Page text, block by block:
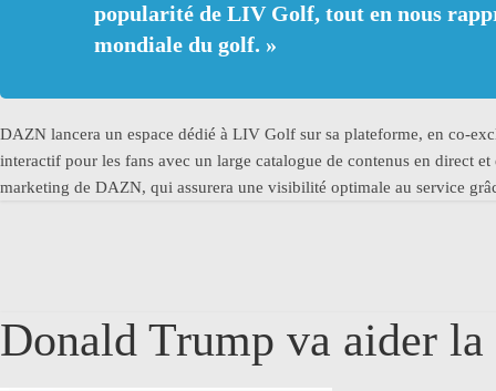
popularité de LIV Golf, tout en nous
mondiale du golf. »
DAZN lancera un espace dédié à LIV Golf sur sa plateforme, en co-
interactif pour les fans avec un large catalogue de contenus en direct
marketing de DAZN, qui assurera une visibilité optimale au service
Donald Trump va aider